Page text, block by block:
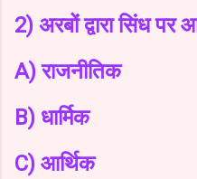
2) अरबों द्वारा सिंध
A) राजनीतिक
B) धार्मिक
C) आर्थिक